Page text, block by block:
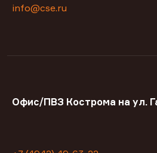
info@cse.ru
Офис/ПВЗ Кострома на ул.